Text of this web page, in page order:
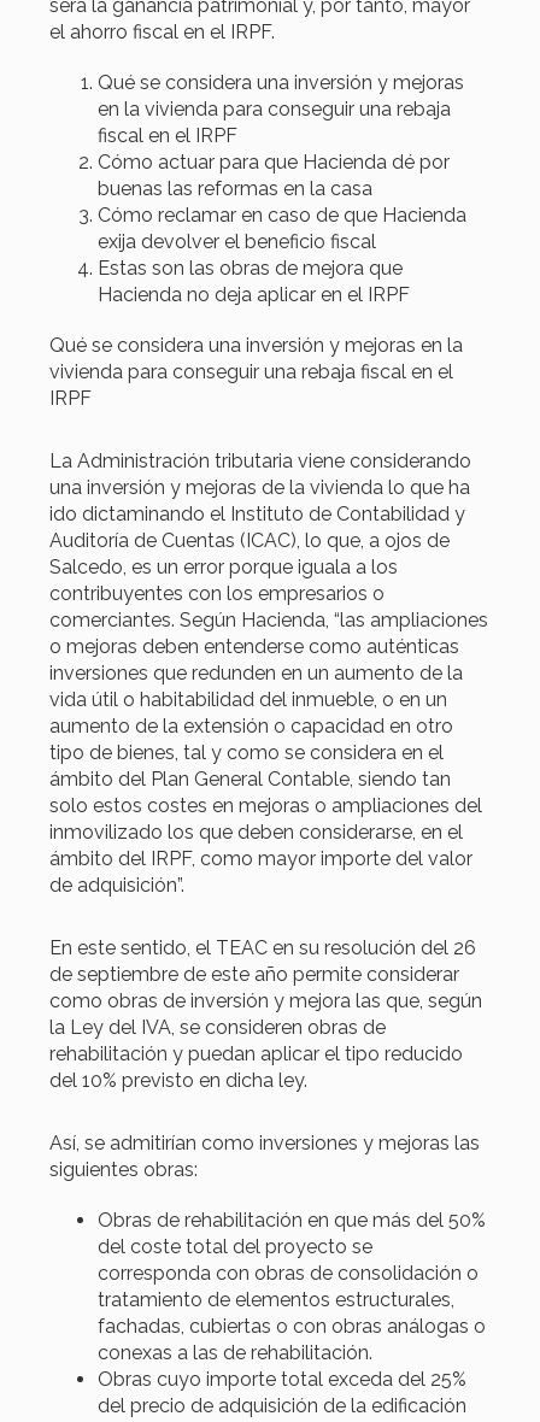
será la ganancia patrimonial y, por tanto, mayor
el ahorro fiscal en el IRPF.
Qué se considera una inversión y mejoras
en la vivienda para conseguir una rebaja
fiscal en el IRPF
Cómo actuar para que Hacienda dé por
buenas las reformas en la casa
Cómo reclamar en caso de que Hacienda
exija devolver el beneficio fiscal
Estas son las obras de mejora que
Hacienda no deja aplicar en el IRPF
Qué se considera una inversión y mejoras en la
vivienda para conseguir una rebaja fiscal en el
IRPF
La Administración tributaria viene considerando
una inversión y mejoras de la vivienda lo que ha
ido dictaminando el Instituto de Contabilidad y
Auditoría de Cuentas (ICAC), lo que, a ojos de
Salcedo, es un error porque iguala a los
contribuyentes con los empresarios o
comerciantes. Según Hacienda, “las ampliaciones
o mejoras deben entenderse como auténticas
inversiones que redunden en un aumento de la
vida útil o habitabilidad del inmueble, o en un
aumento de la extensión o capacidad en otro
tipo de bienes, tal y como se considera en el
ámbito del Plan General Contable, siendo tan
solo estos costes en mejoras o ampliaciones del
inmovilizado los que deben considerarse, en el
ámbito del IRPF, como mayor importe del valor
de adquisición”.
En este sentido, el TEAC en su resolución del 26
de septiembre de este año permite considerar
como obras de inversión y mejora las que, según
la Ley del IVA, se consideren obras de
rehabilitación y puedan aplicar el tipo reducido
del 10% previsto en dicha ley.
Así, se admitirían como inversiones y mejoras las
siguientes obras:
Obras de rehabilitación en que más del 50%
del coste total del proyecto se
corresponda con obras de consolidación o
tratamiento de elementos estructurales,
fachadas, cubiertas o con obras análogas o
conexas a las de rehabilitación.
Obras cuyo importe total exceda del 25%
del precio de adquisición de la edificación